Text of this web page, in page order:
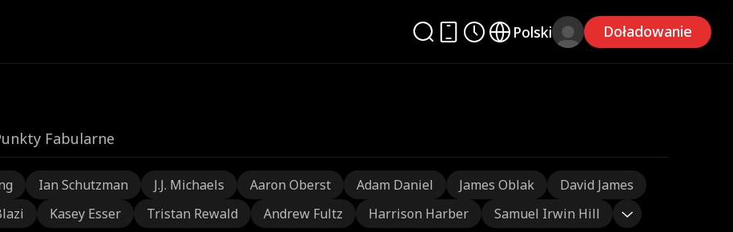
Polski Doładowanie
Fabularne
Ian Schutzman J.J. Michaels Aaron Oberst Adam Daniel James Oblak
David James
Kasey Esser Tristan Rewald Andrew Fultz Harrison Harber Samuel Irwin Hill